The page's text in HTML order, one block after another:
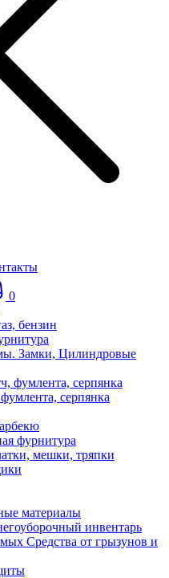
0
бензин
Замки, Цилиндровые
серпянка
фурнитура
мешки, тряпки
материалы
инвентарь
Средства от грызунов и